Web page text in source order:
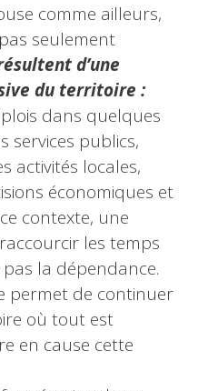
comme ailleurs,
seulement
d’une
du territoire :
dans quelques
services publics,
activités locales,
économiques et
contexte, une
les temps
la dépendance.
permet de continuer
où tout est
en cause cette